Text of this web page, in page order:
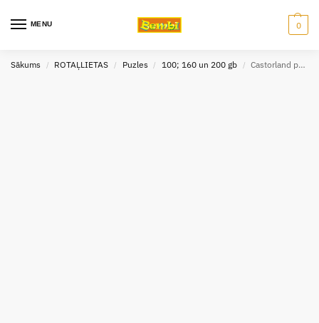
MENU 0
Sākums / ROTAĻLIETAS / Puzles / 100; 160 un 200 gb / Castorland puzle Balle 120 gab